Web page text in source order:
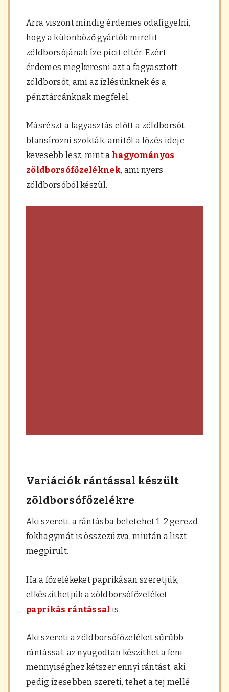
Arra viszont mindig érdemes odafigyelni,
hogy a különböző gyártók mirelit
zöldborsójának íze picit eltér. Ezért
érdemes megkeresni azt a fagyasztott
zöldborsót, ami az ízlésünknek és a
pénztárcánknak megfelel.
Másrészt a fagyasztás előtt a zöldborsót
blansírozni szokták, amitől a főzés ideje
kevesebb lesz, mint a hagyományos
zöldborsófőzeléknek, ami nyers
zöldborsóból készül.
Variációk rántással készült
zöldborsófőzelékre
Aki szereti, a rántásba beletehet 1-2 gerezd
fokhagymát is összezúzva, miután a liszt
megpirult.
Ha a főzelékeket paprikásan szeretjük,
elkészíthetjük a zöldborsófőzeléket
paprikás rántással is.
Aki szereti a zöldborsófőzeléket sűrűbb
rántással, az nyugodtan készíthet a feni
mennyiséghez kétszer ennyi rántást, aki
pedig ízesebben szereti, tehet a tej mellé